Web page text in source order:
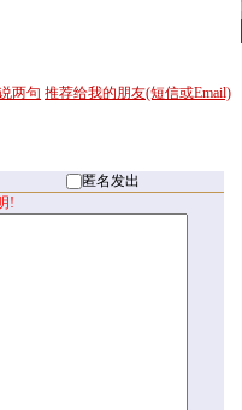
两句 推荐给我的朋友(短信或Email)
匿名发出
!